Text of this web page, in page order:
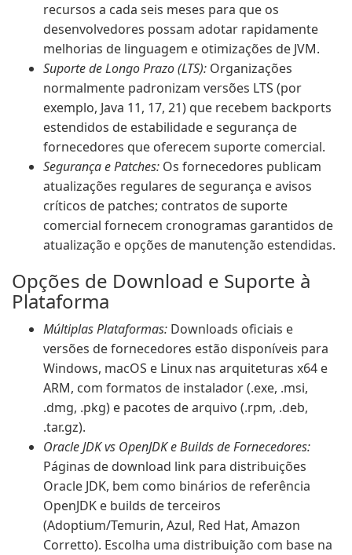
recursos a cada seis meses para que os
desenvolvedores possam adotar rapidamente
melhorias de linguagem e otimizações de JVM.
Suporte de Longo Prazo (LTS): Organizações
normalmente padronizam versões LTS (por
exemplo, Java 11, 17, 21) que recebem backports
estendidos de estabilidade e segurança de
fornecedores que oferecem suporte comercial.
Segurança e Patches: Os fornecedores publicam
atualizações regulares de segurança e avisos
críticos de patches; contratos de suporte
comercial fornecem cronogramas garantidos de
atualização e opções de manutenção estendidas.
Opções de Download e Suporte à
Plataforma
Múltiplas Plataformas: Downloads oficiais e
versões de fornecedores estão disponíveis para
Windows, macOS e Linux nas arquiteturas x64 e
ARM, com formatos de instalador (.exe, .msi,
.dmg, .pkg) e pacotes de arquivo (.rpm, .deb,
.tar.gz).
Oracle JDK vs OpenJDK e Builds de Fornecedores:
Páginas de download link para distribuições
Oracle JDK, bem como binários de referência
OpenJDK e builds de terceiros
(Adoptium/Temurin, Azul, Red Hat, Amazon
Corretto). Escolha uma distribuição com base na